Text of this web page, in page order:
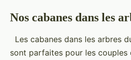
Nos cabanes dans les
Les cabanes dans les arbres
sont parfaites pour les couples